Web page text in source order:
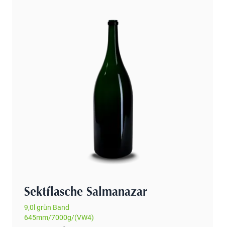
Sektflasche Salmanazar
9,0l grün Band
645mm/7000g/(VW4)